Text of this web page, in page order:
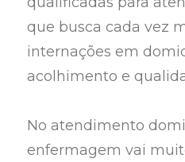
que busca cada vez
internações em
acolhimento e
No atendimento
enfermagem vai